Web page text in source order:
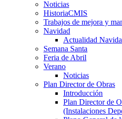
Noticias
HistoriaCMIS
Trabajos de mejora y
Navidad
Actualidad
Semana Santa
Feria de Abril
Verano
Noticias
Plan Director de Obras
Introducción
Plan Director de
(Instalaciones